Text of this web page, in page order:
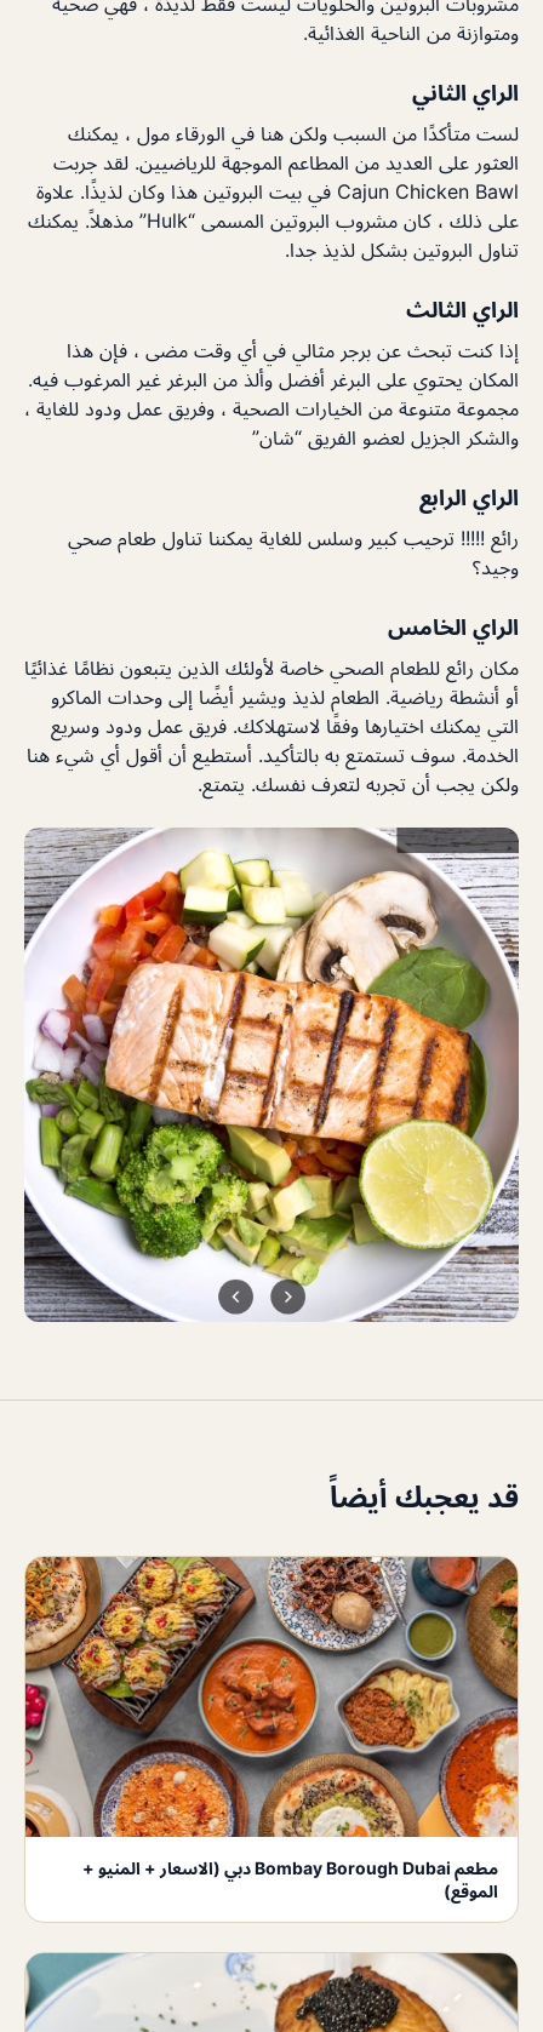
ومتوازنة من الناحية الغذائية.
الراي الثاني
لست متأكدًا من السبب ولكن هنا في الورقاء مول ، يمكنك
العثور على العديد من المطاعم الموجهة للرياضيين. لقد جربت
Cajun Chicken Bawl في بيت البروتين هذا وكان لذيذًا. علاوة
على ذلك ، كان مشروب البروتين المسمى “Hulk” مذهلاً. يمكنك
تناول البروتين بشكل لذيذ جدا.
الراي الثالث
إذا كنت تبحث عن برجر مثالي في أي وقت مضى ، فإن هذا
المكان يحتوي على البرغر أفضل وألذ من البرغر غير المرغوب فيه.
مجموعة متنوعة من الخيارات الصحية ، وفريق عمل ودود للغاية ،
والشكر الجزيل لعضو الفريق “شان”
الراي الرابع
رائع !!!!! ترحيب كبير وسلس للغاية يمكننا تناول طعام صحي
وجيد؟
الراي الخامس
مكان رائع للطعام الصحي خاصة لأولئك الذين يتبعون نظامًا غذائيًا
أو أنشطة رياضية. الطعام لذيذ ويشير أيضًا إلى وحدات الماكرو
التي يمكنك اختيارها وفقًا لاستهلاكك. فريق عمل ودود وسريع
الخدمة. سوف تستمتع به بالتأكيد. أستطيع أن أقول أي شيء هنا
ولكن يجب أن تجربه لتعرف نفسك. يتمتع.
قد يعجبك أيضاً
مطعم Bombay Borough Dubai دبي (الاسعار + المنيو +
الموقع)